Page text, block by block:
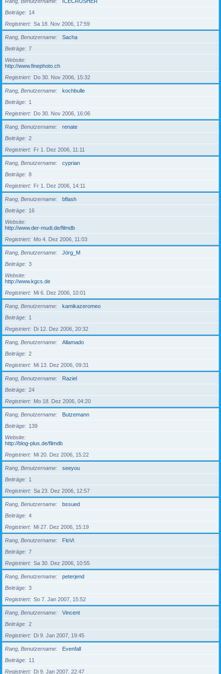
Beiträge
14
Registriert
Sa 18. Nov 2006, 17:59
Rang, Benutzername
Sacha
Beiträge
7
Website
http://www.finephoto.ch
Registriert
Do 30. Nov 2006, 15:32
Rang, Benutzername
kochbulle
Beiträge
1
Registriert
Do 30. Nov 2006, 16:06
Rang, Benutzername
renate
Beiträge
2
Registriert
Fr 1. Dez 2006, 11:11
Rang, Benutzername
cyprian
Beiträge
8
Registriert
Fr 1. Dez 2006, 14:11
Rang, Benutzername
bflash
Beiträge
16
Website
http://www.der-mudi.de/filmdb
Registriert
Mo 4. Dez 2006, 11:03
Rang, Benutzername
Jörg_M
Beiträge
3
Website
http://www.kgcs.de
Registriert
Mi 6. Dez 2006, 10:01
Rang, Benutzername
kamikazeromeo
Beiträge
1
Registriert
Di 12. Dez 2006, 20:32
Rang, Benutzername
Allamado
Beiträge
2
Registriert
Mi 13. Dez 2006, 09:31
Rang, Benutzername
Raziel
Beiträge
24
Registriert
Mo 18. Dez 2006, 04:20
Rang, Benutzername
Butzemann
Beiträge
139
Website
http://blog-plus.de/filmdb
Registriert
Mi 20. Dez 2006, 15:22
Rang, Benutzername
seeyou
Beiträge
1
Registriert
Sa 23. Dez 2006, 12:57
Rang, Benutzername
bssued
Beiträge
4
Registriert
Mi 27. Dez 2006, 15:19
Rang, Benutzername
FloVi
Beiträge
7
Registriert
Sa 30. Dez 2006, 10:55
Rang, Benutzername
peterjend
Beiträge
3
Registriert
So 7. Jan 2007, 15:52
Rang, Benutzername
Vincent
Beiträge
2
Registriert
Di 9. Jan 2007, 19:45
Rang, Benutzername
Evenfall
Beiträge
11
Registriert
Di 9. Jan 2007, 22:47